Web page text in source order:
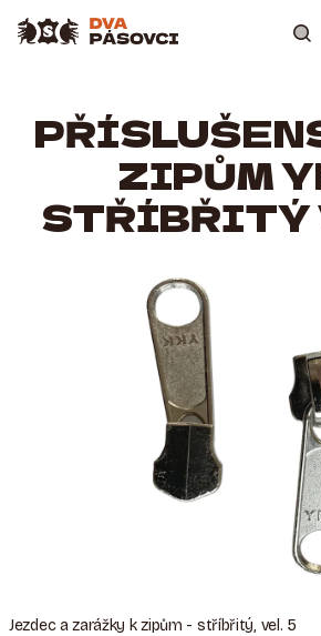
Jezdec a zarážky k zipům - stříbřitý, vel. 5
ZIPŮM
STŘÍBŘITÝ